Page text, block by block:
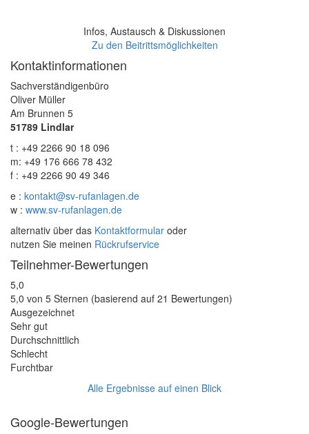
Infos, Austausch & Diskussionen
Zu den Beitrittsmöglichkeiten
Kontaktinformationen
Sachverständigenbüro
Oliver Müller
Am Brunnen 5
51789 Lindlar
t : +49 2266 90 18 096
m: +49 176 666 78 432
f : +49 2266 90 49 346
e : kontakt@sv-rufanlagen.de
w : www.sv-rufanlagen.de
alternativ über das Kontaktformular oder
nutzen Sie meinen Rückrufservice
Teilnehmer-Bewertungen
5,0
5,0 von 5 Sternen (basierend auf 21 Bewertungen)
Ausgezeichnet
Sehr gut
Durchschnittlich
Schlecht
Furchtbar
Alle Ergebnisse auf einen Blick
Google-Bewertungen